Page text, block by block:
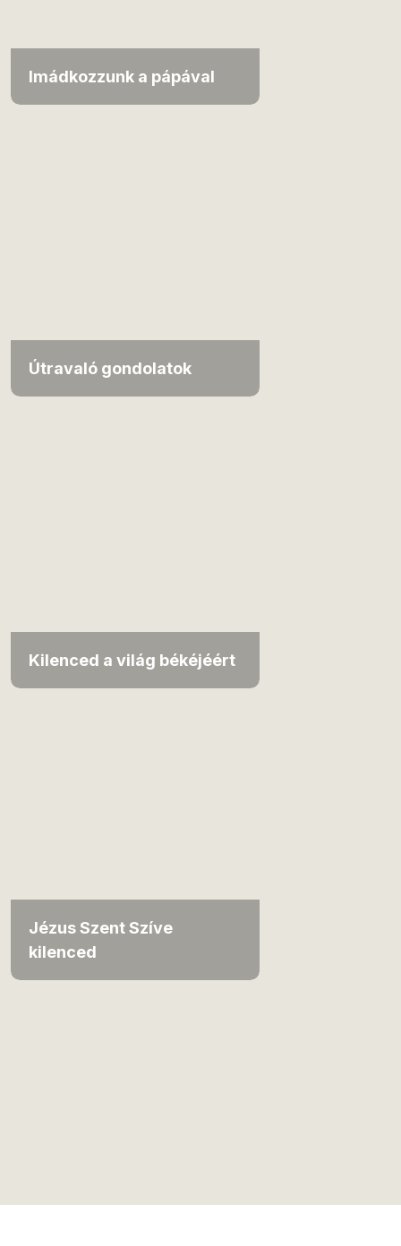
Imádkozzunk a pápával
Útravaló gondolatok
Kilenced a világ békéjéért
Jézus Szent Szíve
kilenced